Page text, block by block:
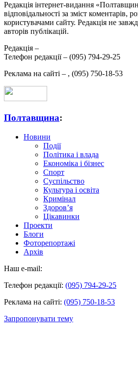
Редакція інтернет-видання
відповідальності за зміст коментарів,
користувачами сайту. Редакція не
авторів публікацій.
Редакція –
Телефон редакції – (095) 794-29-25
Реклама на сайті – , (095) 750-18-53
Полтавщина:
Новини
Події
Політика і влада
Економіка і бізнес
Спорт
Суспільство
Культура і освіта
Кримінал
Здоров’я
Цікавинки
Проекти
Блоги
Фоторепортажі
Архів
Наш e-mail:
Телефон редакції: (095) 794-29-25
Реклама на сайті: (095) 750-18-53
Запропонувати тему